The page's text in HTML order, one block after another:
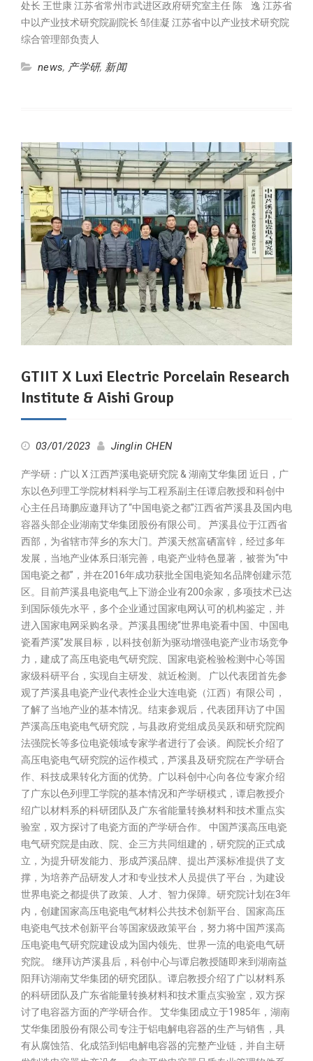
处长 王世康 江苏省常州市武进区政府研究室主任 陈 逸 江苏省
中以产业技术研究院副院长 邹佳凝 江苏省中以产业技术研究院
综合管理部负责人
news, 产学研, 新闻
GTIIT X Luxi Electric Porcelain Research
Institute & Aishi Group
03/01/2023 Jinglin CHEN
产学研：广以 X 江西芦溪电瓷研究院 & 湖南艾华集团 近日，广
东以色列理工学院材料科学与工程系副主任谭启教授和科创中
心主任吕琦鹏应邀拜访了“中国电瓷之都”江西省芦溪县及国内电
容器头部企业湖南艾华集团股份有限公司。 芦溪县位于江西省
西部，为省辖市萍乡的东大门。芦溪天然富硒富锌，经过多年
发展，当地产业体系日渐完善，电瓷产业特色显著，被誉为“中
国电瓷之都”，并在2016年成功获批全国电瓷知名品牌创建示范
区。目前芦溪县电瓷电气上下游企业有200余家，多项技术已达
到国际领先水平，多个企业通过国家电网认可的机构鉴定，并
进入国家电网采购名录。芦溪县围绕“世界电瓷看中国、中国电
瓷看芦溪”发展目标，以科技创新为驱动增强电瓷产业市场竞争
力，建成了高压电瓷电气研究院、国家电瓷检验检测中心等国
家级科研平台，实现自主研发、就近检测。 广以代表团首先参
观了芦溪县电瓷产业代表性企业大连电瓷（江西）有限公司，
了解了当地产业的基本情况。结束参观后，代表团拜访了中国
芦溪高压电瓷电气研究院，与县政府党组成员吴跃和研究院阎
法强院长等多位电瓷领域专家学者进行了会谈。阎院长介绍了
高压电瓷电气研究院的运作模式，芦溪县及研究院在产学研合
作、科技成果转化方面的优势。广以科创中心向各位专家介绍
了广东以色列理工学院的基本情况和产学研模式，谭启教授介
绍广以材料系的科研团队及广东省能量转换材料和技术重点实
验室，双方探讨了电瓷方面的产学研合作。 中国芦溪高压电瓷
电气研究院是由政、院、企三方共同组建的，研究院的正式成
立，为提升研发能力、形成芦溪品牌、提出芦溪标准提供了支
撑，为培养产品研发人才和专业技术人员提供了平台，为建设
世界电瓷之都提供了政策、人才、智力保障。研究院计划在3年
内，创建国家高压电瓷电气材料公共技术创新平台、国家高压
电瓷电气技术创新平台等国家级政策平台，努力将中国芦溪高
压电瓷电气研究院建设成为国内领先、世界一流的电瓷电气研
究院。 继拜访芦溪县后，科创中心与谭启教授随即来到湖南益
阳拜访湖南艾华集团的研究团队。谭启教授介绍了广以材料系
的科研团队及广东省能量转换材料和技术重点实验室，双方探
讨了电容器方面的产学研合作。 艾华集团成立于1985年，湖南
艾华集团股份有限公司专注于铝电解电容器的生产与销售，具
有从腐蚀箔、化成箔到铝电解电容器的完整产业链，并自主研